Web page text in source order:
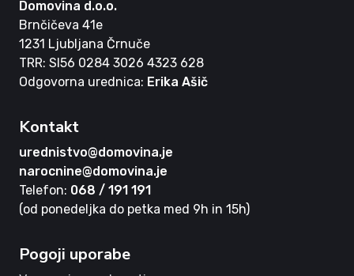
Domovina d.o.o.
Brnčičeva 41e
1231 Ljubljana Črnuče
TRR: SI56 0284 3026 4323 628
Odgovorna urednica: Erika Ašič
Kontakt
urednistvo@domovina.je
narocnine@domovina.je
Telefon: 068 / 191 191
(od ponedeljka do petka med 9h in 15h)
Pogoji uporabe